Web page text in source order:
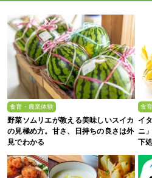
食育・農業体験
野菜ソムリエが教える美味しいスイカ
の見極め方。甘さ、日持ちの良さは外
見でわかる
食
イ
ニ
下
解